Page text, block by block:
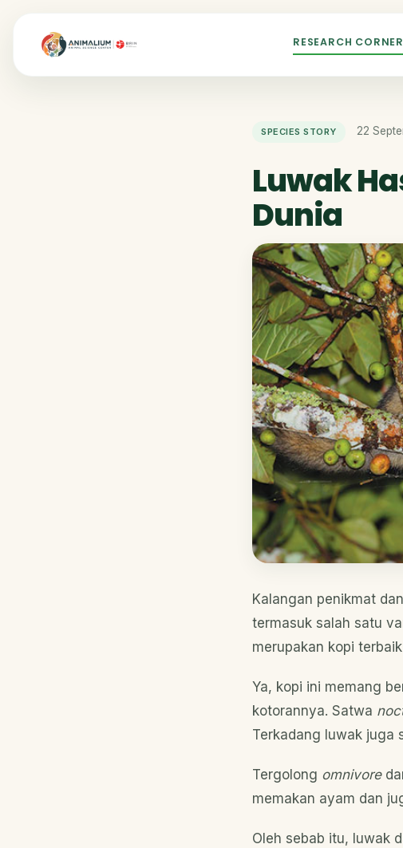
RESEARCH CORNER
SPECIES STORY 22
Luwak
Dunia
Kalangan penikmat
termasuk salah satu
merupakan kopi
Ya, kopi ini memang
kotorannya. Satwa
Terkadang luwak juga
Tergolong omnivore
memakan ayam dan
Oleh sebab itu, luwak